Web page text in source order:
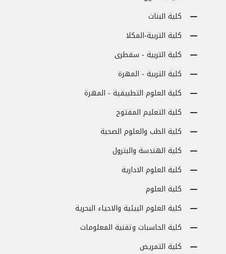
كلية البنات
كلية التربية-المكلا
كلية التربية - سقطرى
كلية التربية - المهرة
كلية العلوم التطبيقية - المهرة
كلية التعليم المفتوح
كلية الطب والعلوم الصحية
كلية الهندسة والبترول
كلية العلوم الادارية
كلية العلوم
كلية العلوم البيئية والاحياء البحرية
كلية الحاسبات وتقنية المعلومات
كلية التمريض